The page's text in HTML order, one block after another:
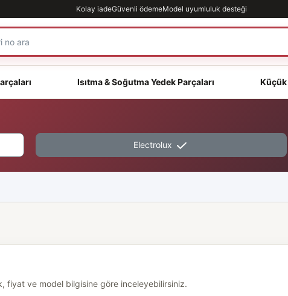
Kolay iadeGüvenli ödemeModel uyumluluk desteği
Isıtma & Soğutma Yedek Parçaları Küçük
Electrolux
fiyat ve model bilgisine göre inceleyebilirsiniz.